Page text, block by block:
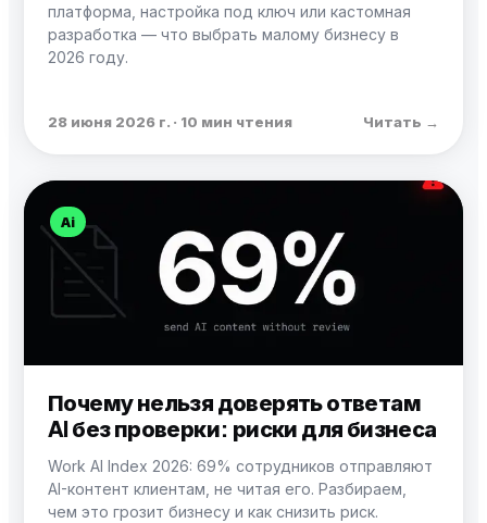
платформа, настройка под ключ или кастомная
разработка — что выбрать малому бизнесу в
2026 году.
28 июня 2026 г. · 10 мин чтения Читать →
Ai
Почему нельзя доверять ответам
AI без проверки: риски для бизнеса
Work AI Index 2026: 69% сотрудников отправляют
AI-контент клиентам, не читая его. Разбираем,
чем это грозит бизнесу и как снизить риск.